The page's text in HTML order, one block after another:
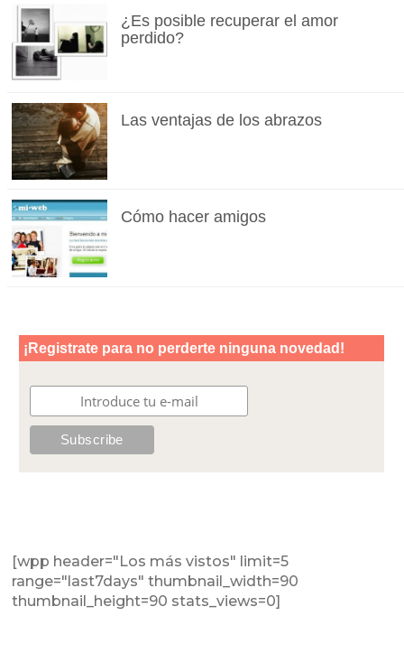
¿Es posible recuperar el amor
perdido?
Las ventajas de los abrazos
Cómo hacer amigos
[wpp header="Los más vistos" limit=5
range="last7days" thumbnail_width=90
thumbnail_height=90 stats_views=0]